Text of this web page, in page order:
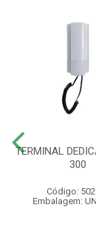
TERMINAL
300
Código:
Embalagem: